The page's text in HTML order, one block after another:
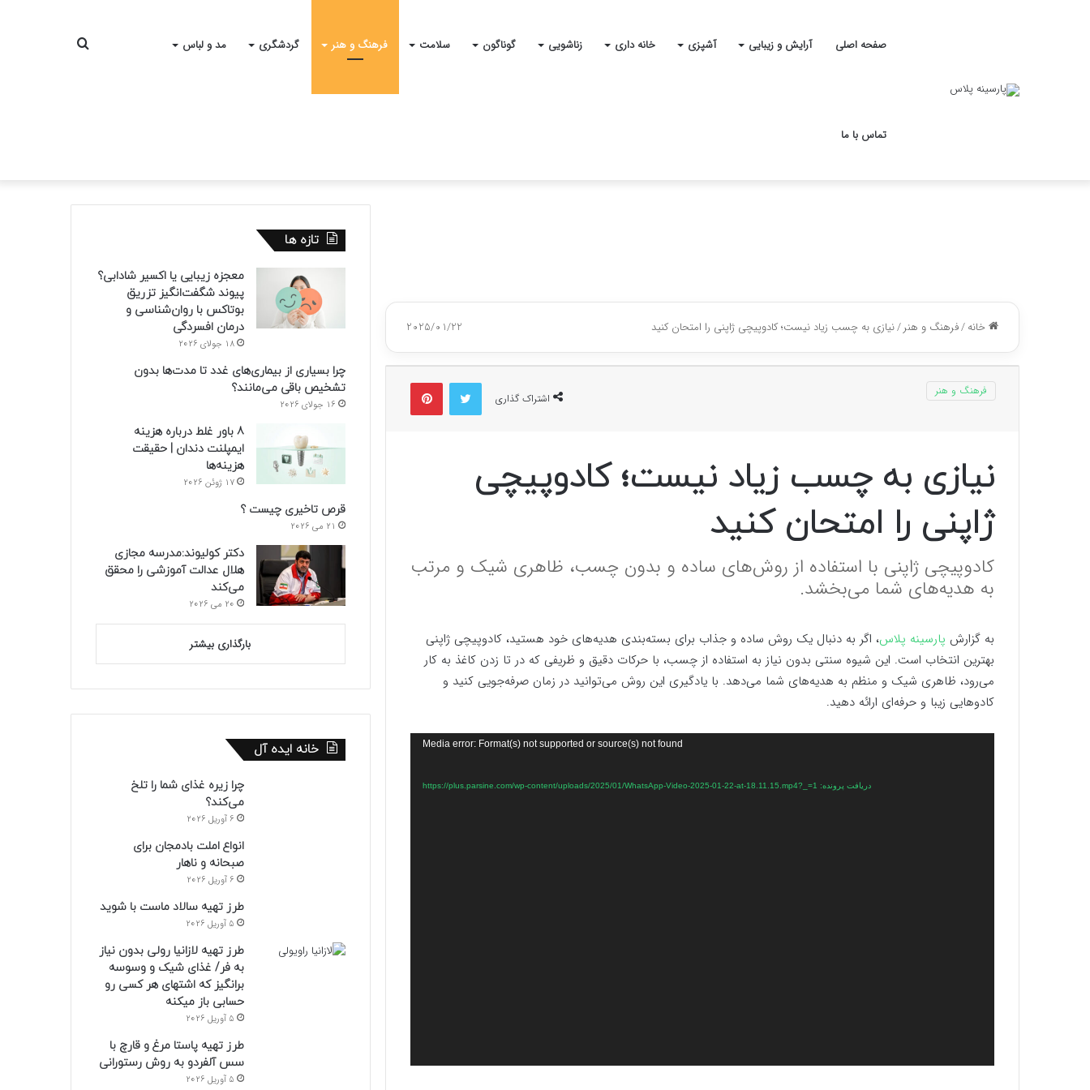
صفحه اصلی آرایش و زیبایی آشپزی خانه داری زناشویی گوناگون سلامت فرهنگ و هنر گردشگری مد و لباس
تماس با ما
جستجو
خانه/فرهنگ و هنر/نیازی به چسب زیاد نیست؛ کادوپیچی ژاپنی را امتحان کنید 2025/01/22
اشتراک گذاری
توییتر پینتریست
فرهنگ و هنر
نیازی به چسب زیاد نیست؛ کادوپیچی
ژاپنی را امتحان کنید
کادوپیچی ژاپنی با استفاده از روش‌های ساده و بدون چسب، ظاهری شیک و مرتب
به هدیه‌های شما می‌بخشد.
به گزارش پارسینه پلاس، اگر به دنبال یک روش ساده و جذاب برای بسته‌بندی هدیه‌های خود هستید، کادوپیچی ژاپنی
بهترین انتخاب است. این شیوه سنتی بدون نیاز به استفاده از چسب، با حرکات دقیق و ظریفی که در تا زدن کاغذ به کار
می‌رود، ظاهری شیک و منظم به هدیه‌های شما می‌دهد. با یادگیری این روش می‌توانید در زمان صرفه‌جویی کنید و
کادوهایی زیبا و حرفه‌ای ارائه دهید.
Media error: Format(s) not supported or source(s) not found
دریافت پرونده: https://plus.parsine.com/wp-content/uploads/2025/01/WhatsApp-Video-2025-01-22-at-18.11.15.mp4?_=1
تازه ها
معجزه زیبایی یا اکسیر شادابی؟
پیوند شگفت‌انگیز تزریق
بوتاکس با روان‌شناسی و
درمان افسردگی
18 جولای 2026
چرا بسیاری از بیماری‌های غدد تا مدت‌ها بدون
تشخیص باقی می‌مانند؟
16 جولای 2026
8 باور غلط درباره هزینه
ایمپلنت دندان | حقیقت
هزینه‌ها
17 ژوئن 2026
قرص تاخیری چیست ؟
21 می 2026
دکتر کولیوند:مدرسه مجازی
هلال عدالت آموزشی را محقق
می‌کند
20 می 2026
بارگذاری بیشتر
خانه ایده آل
چرا زیره غذای شما را تلخ
می‌کند؟
6 آوریل 2026
انواع املت بادمجان برای
صبحانه و ناهار
6 آوریل 2026
طرز تهیه سالاد ماست با شوید
5 آوریل 2026
طرز تهیه لازانیا رولی بدون نیاز
به فر/ غذای شیک و وسوسه
برانگیز که اشتهای هر کسی رو
حسابی باز میکنه
5 آوریل 2026
طرز تهیه پاستا مرغ و قارچ با
سس آلفردو به روش رستورانی
5 آوریل 2026